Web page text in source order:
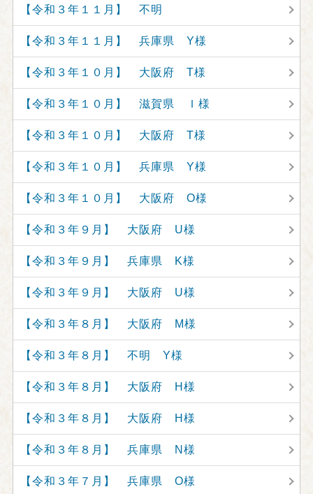
【令和３年１１月】 不明
【令和３年１１月】 兵庫県 Y様
【令和３年１０月】 大阪府 T様
【令和３年１０月】 滋賀県 Ｉ様
【令和３年１０月】 大阪府 T様
【令和３年１０月】 兵庫県 Y様
【令和３年１０月】 大阪府 O様
【令和３年９月】 大阪府 U様
【令和３年９月】 兵庫県 K様
【令和３年９月】 大阪府 U様
【令和３年８月】 大阪府 M様
【令和３年８月】 不明 Y様
【令和３年８月】 大阪府 H様
【令和３年８月】 大阪府 H様
【令和３年８月】 兵庫県 N様
【令和３年７月】 兵庫県 O様